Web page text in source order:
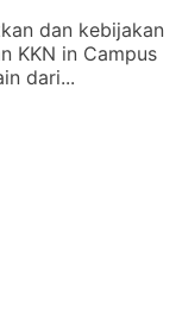
dan kebijakan
KKN in Campus
dari...